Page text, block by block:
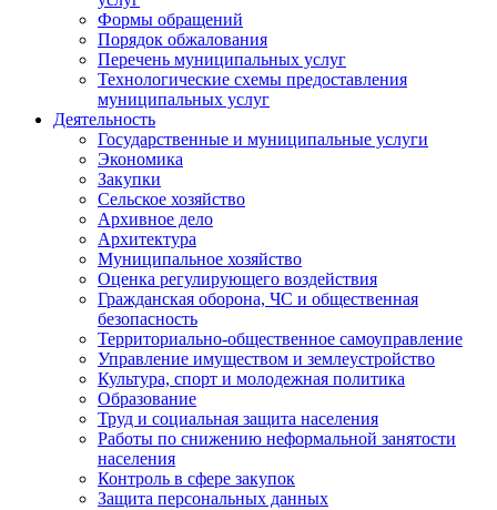
Формы обращений
Порядок обжалования
Перечень муниципальных услуг
Технологические схемы предоставления
муниципальных услуг
Деятельность
Государственные и муниципальные услуги
Экономика
Закупки
Сельское хозяйство
Архивное дело
Архитектура
Муниципальное хозяйство
Оценка регулирующего воздействия
Гражданская оборона, ЧС и общественная
безопасность
Территориально-общественное самоуправление
Управление имуществом и землеустройство
Культура, спорт и молодежная политика
Образование
Труд и социальная защита населения
Работы по снижению неформальной занятости
населения
Контроль в сфере закупок
Защита персональных данных